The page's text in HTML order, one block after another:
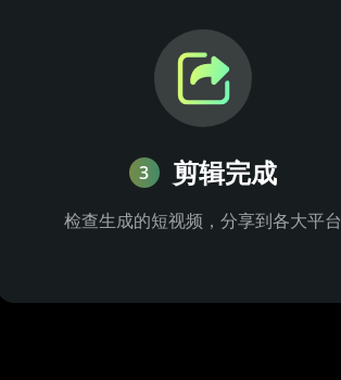
3 剪辑完成
检查生成的短视频，分享到各大平台